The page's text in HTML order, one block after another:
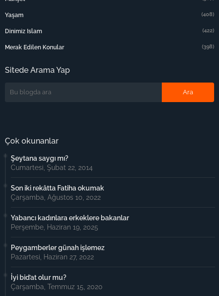
Yaşam (408)
Dinimiz Islam (422)
Merak Edilen Konular (398)
Sitede Arama Yap
Çok okunanlar
Şeytana saygı mı?
Cumartesi, Şubat 22, 2014
Son iki rekâtta Fatiha okumak
Çarşamba, Ağustos 10, 2022
Yabancı kadınlara erkeklere bakanlar
Perşembe, Haziran 19, 2025
Peygamberler günah işlemez
Pazartesi, Haziran 27, 2022
İyi bid’at olur mu?
Çarşamba, Temmuz 15, 2020